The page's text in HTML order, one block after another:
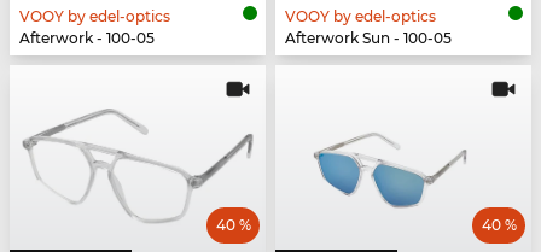
VOOY by edel-optics
Afterwork - 100-05
VOOY by edel-optics
Afterwork Sun - 100-05
40 % 40 %